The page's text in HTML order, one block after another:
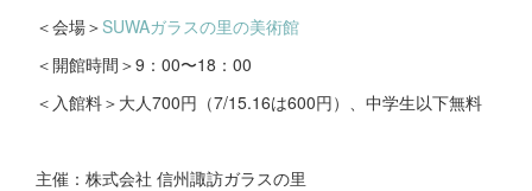
＜会場＞ SUWAガラスの里の美術館
＜開館時間＞9：00〜18：00
＜入館料＞大人700円（7/15.16は600円）、中学生以下無料
主催：株式会社 信州諏訪ガラスの里